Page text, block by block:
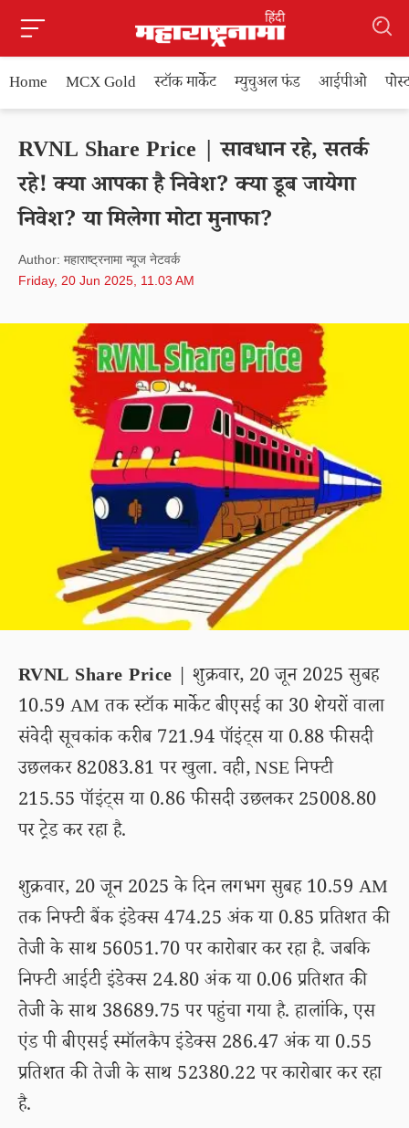
Home MCX Gold स्टॉक मार्केट म्युचुअल फंड आईपीओ
RVNL Share Price | सावधान रहे, सतर्क
रहे! क्या आपका है निवेश? क्या डूब जायेगा
निवेश? या मिलेगा मोटा मुनाफा?
Author: महाराष्ट्रनामा न्यूज नेटवर्क
Friday, 20 Jun 2025, 11.03 AM
RVNL Share Price | शुक्रवार, 20 जून 2025 सुबह
10.59 AM तक स्टॉक मार्केट बीएसई का 30 शेयरों वाला
संवेदी सूचकांक करीब 721.94 पॉइंट्स या 0.88 फीसदी
उछलकर 82083.81 पर खुला. वही, NSE निफ्टी
215.55 पॉइंट्स या 0.86 फीसदी उछलकर 25008.80
पर ट्रेड कर रहा है.
शुक्रवार, 20 जून 2025 के दिन लगभग सुबह 10.59 AM
तक निफ्टी बैंक इंडेक्स 474.25 अंक या 0.85 प्रतिशत की
तेजी के साथ 56051.70 पर कारोबार कर रहा है. जबकि
निफ्टी आईटी इंडेक्स 24.80 अंक या 0.06 प्रतिशत की
तेजी के साथ 38689.75 पर पहुंचा गया है. हालांकि, एस
एंड पी बीएसई स्मॉलकैप इंडेक्स 286.47 अंक या 0.55
प्रतिशत की तेजी के साथ 52380.22 पर कारोबार कर रहा
है.